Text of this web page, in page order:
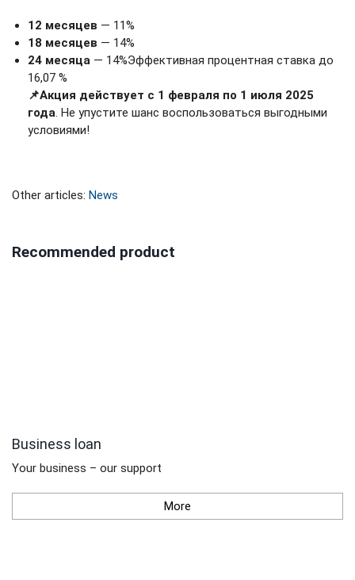
12 месяцев — 11%
18 месяцев — 14%
24 месяца — 14%Эффективная процентная ставка до
16,07 %
📌Акция действует с 1 февраля по 1 июля 2025
года. Не упустите шанс воспользоваться выгодными
условиями!
Other articles: News
Recommended product
Business loan
Your business – our support
More